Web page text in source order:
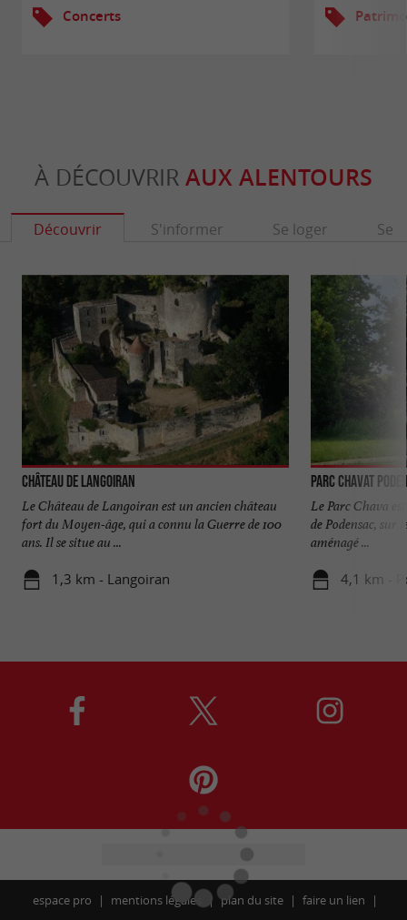
Concerts
À DÉCOUVRIR AUX ALENTOURS
Découvrir S'informer Se loger Se
Château de Langoiran
Le Château de Langoiran est un ancien château
fort du Moyen-âge, qui a connu la Guerre de 100
ans. Il se situe au ...
1,3 km - Langoiran
Parc Chavat
Le Parc Chava
de Podensac, sur
aménagé ...
4,1 km -
espace pro mentions légales plan du site faire un lien